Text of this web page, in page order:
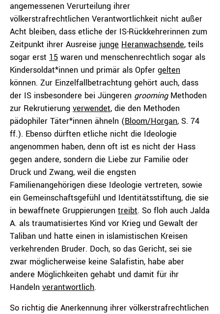
angemessenen Verurteilung ihrer
völkerstrafrechtlichen Verantwortlichkeit nicht außer
Acht bleiben, dass etliche der IS-Rückkehrerinnen zum
Zeitpunkt ihrer Ausreise junge Heranwachsende, teils
sogar erst 15 waren und menschenrechtlich sogar als
Kindersoldat*innen und primär als Opfer gelten
können. Zur Einzelfallbetrachtung gehört auch, dass
der IS insbesondere bei Jüngeren groomingMethoden
zur Rekrutierung verwendet, die den Methoden
pädophiler Täter*innen ähneln (Bloom/Horgan, S. 74
ff.). Ebenso dürften etliche nicht die Ideologie
angenommen haben, denn oft ist es nicht der Hass
gegen andere, sondern die Liebe zur Familie oder
Druck und Zwang, weil die engsten
Familienangehörigen diese Ideologie vertreten, sowie
ein Gemeinschaftsgefühl und Identitätsstiftung, die sie
in bewaffnete Gruppierungen treibt. So floh auch Jalda
A. als traumatisiertes Kind vor Krieg und Gewalt der
Taliban und hatte einen in islamistischen Kreisen
verkehrenden Bruder. Doch, so das Gericht, sei sie
zwar möglicherweise keine Salafistin, habe aber
andere Möglichkeiten gehabt und damit für ihr
Handeln verantwortlich.
So richtig die Anerkennung ihrer völkerstrafrechtlichen